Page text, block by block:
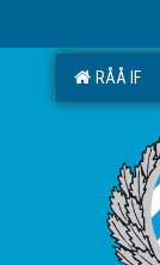
RÅÅ IF